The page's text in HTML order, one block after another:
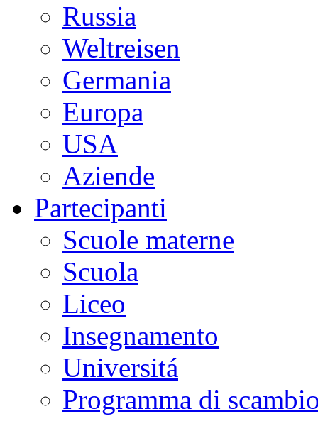
Russia
Weltreisen
Germania
Europa
USA
Aziende
Partecipanti
Scuole materne
Scuola
Liceo
Insegnamento
Universitá
Programma di